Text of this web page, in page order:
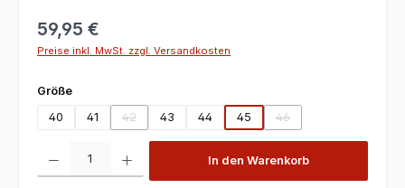
59,95 €
Preise inkl. MwSt. zzgl. Versandkosten
Größeauswählen
40
41 42
(Diese Option ist zurzeit nicht verfügbar.)
43 44 45 46
(Diese Option ist
In den Warenkorb